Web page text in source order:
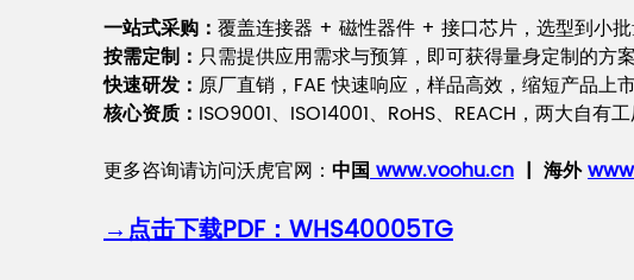
一站式采购： 覆盖连接器 + 磁性器件 + 接口芯片，选型到小
按需定制： 只需提供应用需求与预算，即可获得量身定制的方
快速研发： 原厂直销，FAE 快速响应，样品高效，缩短产品上
核心资质： ISO9001、ISO14001、RoHS、REACH，两大自有
更多咨询请访问沃虎官网： 中国www.voohu.cn | 海外
→点击下载PDF：WHS40005TG